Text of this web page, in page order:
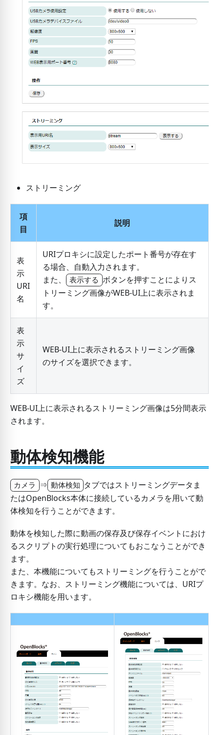
ストリーミング
項
目
説明
表
示
URI
名
URIプロキシに設定したポート番号が存在す
る場合、自動入力されます。
また、
表示する ボタンを押すことによりス
トリーミング画像がWEB-UI上に表示されま
す。
表
示
サ
イ
ズ
WEB-UI上に表示されるストリーミング画像
のサイズを選択できます。
WEB-UI上に表示されるストリーミング画像は5分間表示
されます。
動体検知機能
カメラ ⇒ 動体検知 タブではストリーミングデータま
たはOpenBlocks本体に接続しているカメラを用いて動
体検知を行うことができます。
動体を検知した際に動画の保存及び保存イベントにおけ
るスクリプトの実行処理についてもおこなうことができ
ます。
また、本機能についてもストリーミングを行うことがで
きます。なお、ストリーミング機能については、URIプ
ロキシ機能を用います。